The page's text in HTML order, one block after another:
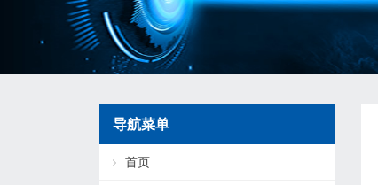
导航菜单
首页